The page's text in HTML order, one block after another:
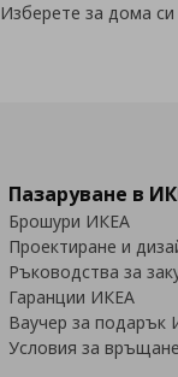
Изберете за дома
Пазаруване в
Брошури ИКЕА
Проектиране и
Ръководства за
Гаранции ИКЕА
Ваучер за подарък
Условия за